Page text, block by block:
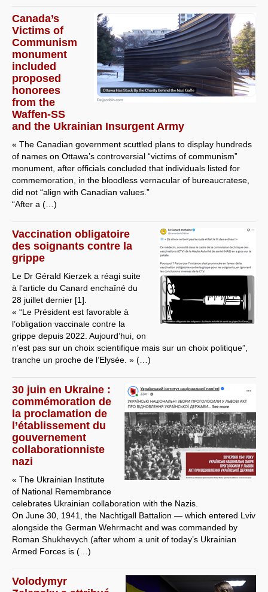
Canada’s
Victims of
Communism
monument
included
proposed
honorees
from the
Waffen-SS
and the Ukrainian Insurgent Army
« The Canadian government scuttled plans to display hundreds
of names on Ottawa’s controversial “victims of communism”
monument, after officials concluded that individuals listed for
commemoration, in the bloodless vernacular of bureaucratese,
did not “align with Canadian values.”
“After a (…)
Vaccination obligatoire
des soignants contre la
grippe
Le Dr Gérald Kierzek a réagi suite
à l’article du Canard enchaîné du
28 juillet dernier [1].
« “Le Président est favorable à
l’obligation vaccinale contre la
grippe depuis 2022. Aujourd’hui, on
n’est pas sur un choix scientifique mais sur un choix politique”,
tranche un proche de l’Elysée. » (…)
30 juin en Ukraine :
commémoration de
la proclamation de
l’établissement du
gouvernement
collaborationniste
nazi
« The Ukrainian Institute
of National Remembrance
celebrates Ukrainian collaboration with the Nazis.
On June 30, 1941, the Nachtigall Battalion — which entered Lviv
alongside the German Wehrmacht and was commanded by
Roman Shukhevych (after whom a unit of today’s Ukrainian
Armed Forces is (…)
Volodymyr